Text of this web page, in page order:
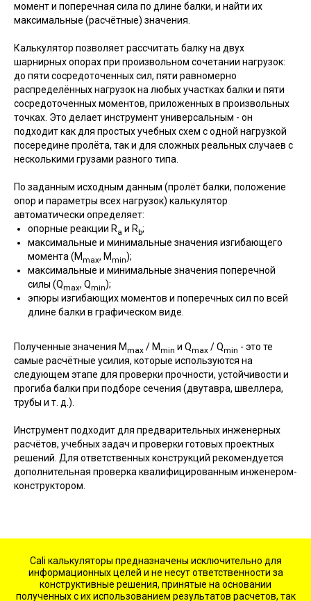
момент и поперечная сила по длине балки, и найти их
максимальные (расчётные) значения.
Калькулятор позволяет рассчитать балку на двух
шарнирных опорах при произвольном сочетании нагрузок:
до пяти сосредоточенных сил, пяти равномерно
распределённых нагрузок на любых участках балки и пяти
сосредоточенных моментов, приложенных в произвольных
точках. Это делает инструмент универсальным - он
подходит как для простых учебных схем с одной нагрузкой
посередине пролёта, так и для сложных реальных случаев с
несколькими грузами разного типа.
По заданным исходным данным (пролёт балки, положение
опор и параметры всех нагрузок) калькулятор
автоматически определяет:
опорные реакции Ra и Rb;
максимальные и минимальные значения изгибающего
момента (Mmax, Mmin);
максимальные и минимальные значения поперечной
силы (Qmax, Qmin);
эпюры изгибающих моментов и поперечных сил по всей
длине балки в графическом виде.
Полученные значения Mmax / Mmin и Qmax / Qmin - это те
самые расчётные усилия, которые используются на
следующем этапе для проверки прочности, устойчивости и
прогиба балки при подборе сечения (двутавра, швеллера,
трубы и т. д.).
Инструмент подходит для предварительных инженерных
расчётов, учебных задач и проверки готовых проектных
решений. Для ответственных конструкций рекомендуется
дополнительная проверка квалифицированным инженером-
конструктором.
Cali калькуляторы предназначены исключительно для
информационных целей и не несут ответственности за
конструктивные решения, принятые на основании
полученных с их использованием результатов расчетов, так